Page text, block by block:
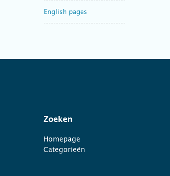
English pages
Zoeken
Homepage
Categorieën